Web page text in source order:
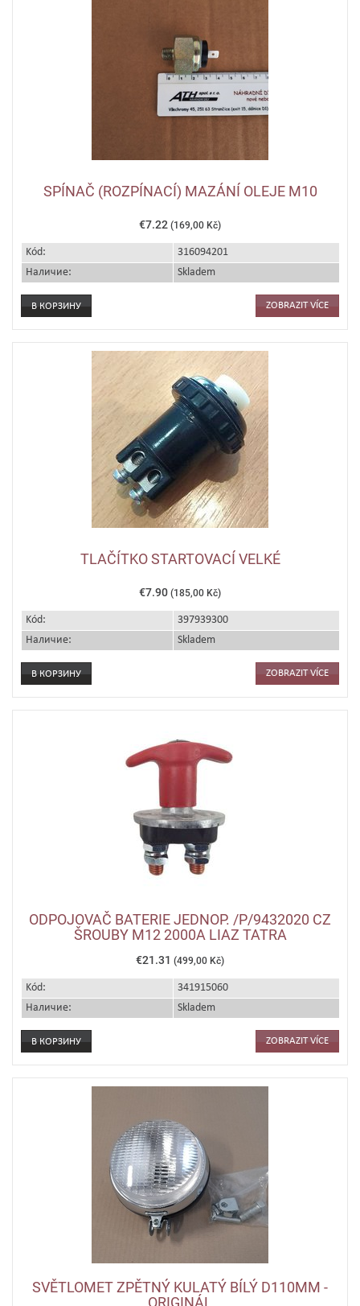
SPÍNAČ (ROZPÍNACÍ) MAZÁNÍ OLEJE M10
€7.22 (169,00 Kč)
Kód:
316094201
Наличие:
Skladem
ZOBRAZIT VÍCE
TLAČÍTKO STARTOVACÍ VELKÉ
€7.90 (185,00 Kč)
Kód:
397939300
Наличие:
Skladem
ZOBRAZIT VÍCE
ODPOJOVAČ BATERIE JEDNOP. /P/9432020 CZ
ŠROUBY M12 2000A LIAZ TATRA
€21.31 (499,00 Kč)
Kód:
341915060
Наличие:
Skladem
ZOBRAZIT VÍCE
SVĚTLOMET ZPĚTNÝ KULATÝ BÍLÝ D110MM -
ORIGINÁL